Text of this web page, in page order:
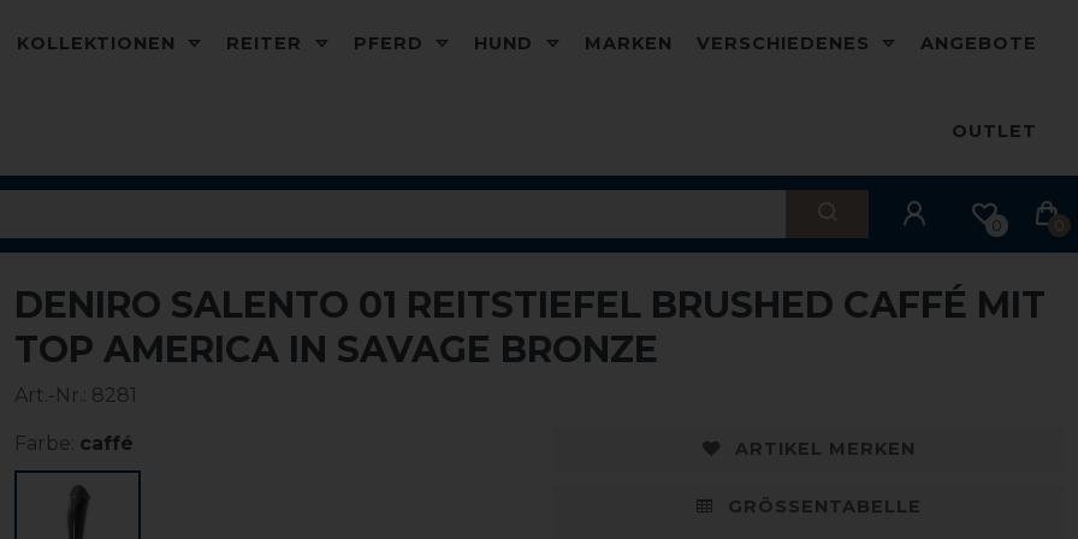
KOLLEKTIONEN REITER PFERD HUND MARKEN VERSCHIEDENES ANGEBOTE
OUTLET
0 0
DENIRO SALENTO 01 REITSTIEFEL BRUSHED CAFFÉ MIT
TOP AMERICA IN SAVAGE BRONZE
Art.-Nr.: 8281
Farbe: caffé ARTIKEL MERKEN
GRÖSSENTABELLE